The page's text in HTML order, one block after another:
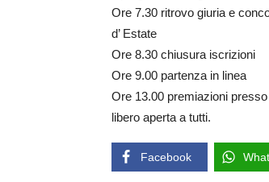
Ore 7.30 ritrovo giuria e
d’ Estate
Ore 8.30 chiusura iscrizioni
Ore 9.00 partenza in linea
Ore 13.00 premiazioni
libero aperta a tutti.
Facebook